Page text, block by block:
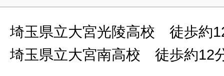
埼玉県立大宮光陵高校 徒歩約
埼玉県立大宮南高校 徒歩約12